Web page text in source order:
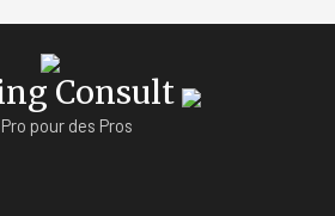
Consult
pour des Pros